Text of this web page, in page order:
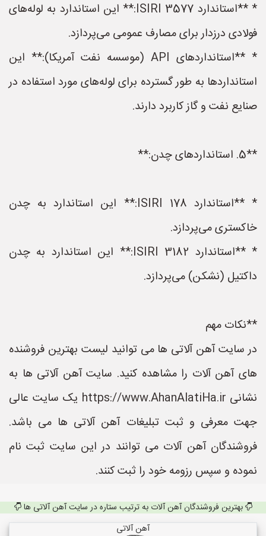
* **استاندارد ISIRI 3577:** این استاندارد به لوله‌های
فولادی درزدار برای مصارف عمومی می‌پردازد.
* **استانداردهای API (موسسه نفت آمریکا):** این
استانداردها به طور گسترده برای لوله‌های مورد استفاده در
صنایع نفت و گاز کاربرد دارند.
**5. استانداردهای چدن:**
* **استاندارد ISIRI 178:** این استاندارد به چدن
خاکستری می‌پردازد.
* **استاندارد ISIRI 3182:** این استاندارد به چدن
داکتیل (نشکن) می‌پردازد.
**نکات مهم
در سایت آهن آلاتی ها می توانید لیست بهترین فروشنده
های آهن آلات را مشاهده کنید. سایت آهن آلاتی ها به
نشانی https://www.AhanAlatiHa.ir یک سایت عالی
جهت معرفی و ثبت تبلیغات آهن آلاتی ها می باشد.
فروشندگان آهن آلات می توانند در این سایت ثبت نام
نموده و سپس رزومه خود را ثبت کنند.
بهترین فروشندگان آهن آلات به ترتیب ستاره در سایت آهن آلاتی ها
آهن آلاتی